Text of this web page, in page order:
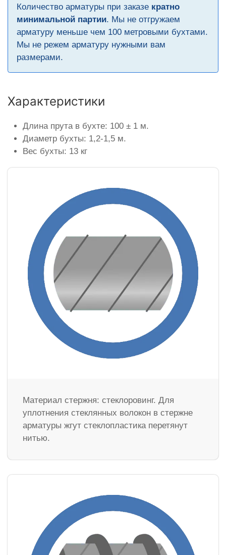
Количество арматуры при заказе кратно
минимальной партии. Мы не отгружаем
арматуру меньше чем 100 метровыми бухтами.
Мы не режем арматуру нужными вам
размерами.
Характеристики
Длина прута в бухте: 100 ± 1 м.
Диаметр бухты: 1,2-1,5 м.
Вес бухты: 13 кг
Материал стержня: стеклоровинг. Для
уплотнения стеклянных волокон в стержне
арматуры жгут стеклопластика перетянут
нитью.